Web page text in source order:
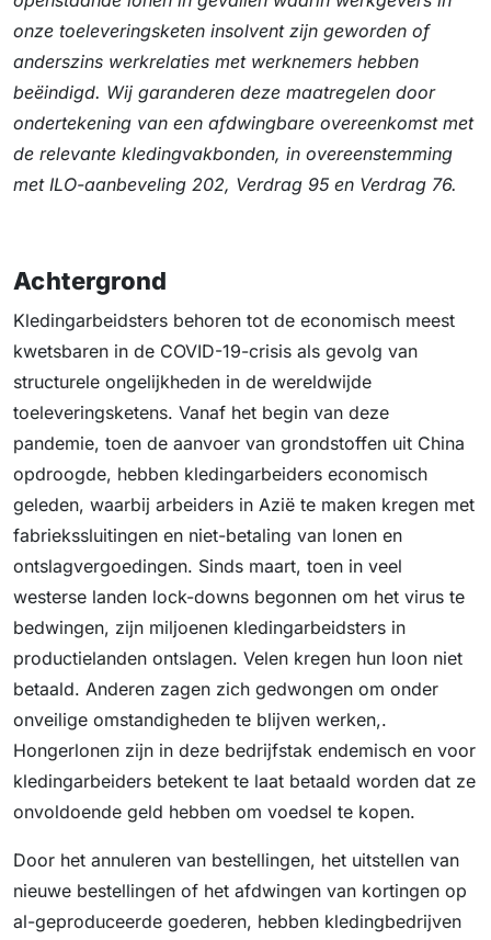
onze toeleveringsketen insolvent zijn geworden of
anderszins werkrelaties met werknemers hebben
beëindigd. Wij garanderen deze maatregelen door
ondertekening van een afdwingbare overeenkomst met
de relevante kledingvakbonden, in overeenstemming
met ILO-aanbeveling 202, Verdrag 95 en Verdrag 76.
Achtergrond
Kledingarbeidsters behoren tot de economisch meest
kwetsbaren in de COVID-19-crisis als gevolg van
structurele ongelijkheden in de wereldwijde
toeleveringsketens. Vanaf het begin van deze
pandemie, toen de aanvoer van grondstoffen uit China
opdroogde, hebben kledingarbeiders economisch
geleden, waarbij arbeiders in Azië te maken kregen met
fabriekssluitingen en niet-betaling van lonen en
ontslagvergoedingen. Sinds maart, toen in veel
westerse landen lock-downs begonnen om het virus te
bedwingen, zijn miljoenen kledingarbeidsters in
productielanden ontslagen. Velen kregen hun loon niet
betaald. Anderen zagen zich gedwongen om onder
onveilige omstandigheden te blijven werken,.
Hongerlonen zijn in deze bedrijfstak endemisch en voor
kledingarbeiders betekent te laat betaald worden dat ze
onvoldoende geld hebben om voedsel te kopen.
Door het annuleren van bestellingen, het uitstellen van
nieuwe bestellingen of het afdwingen van kortingen op
al-geproduceerde goederen, hebben kledingbedrijven